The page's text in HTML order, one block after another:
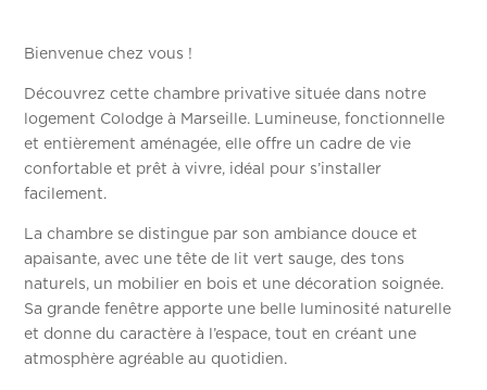
Bienvenue chez vous !
Découvrez cette chambre privative située dans notre
logement Colodge à Marseille. Lumineuse, fonctionnelle
et entièrement aménagée, elle offre un cadre de vie
confortable et prêt à vivre, idéal pour s’installer
facilement.
La chambre se distingue par son ambiance douce et
apaisante, avec une tête de lit vert sauge, des tons
naturels, un mobilier en bois et une décoration soignée.
Sa grande fenêtre apporte une belle luminosité naturelle
et donne du caractère à l’espace, tout en créant une
atmosphère agréable au quotidien.